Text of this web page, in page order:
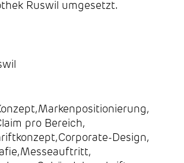
Ruswil umgesetzt.
,Markenpositionierung,
pro Bereich,
,Corporate-Design,
,Messeauftritt,